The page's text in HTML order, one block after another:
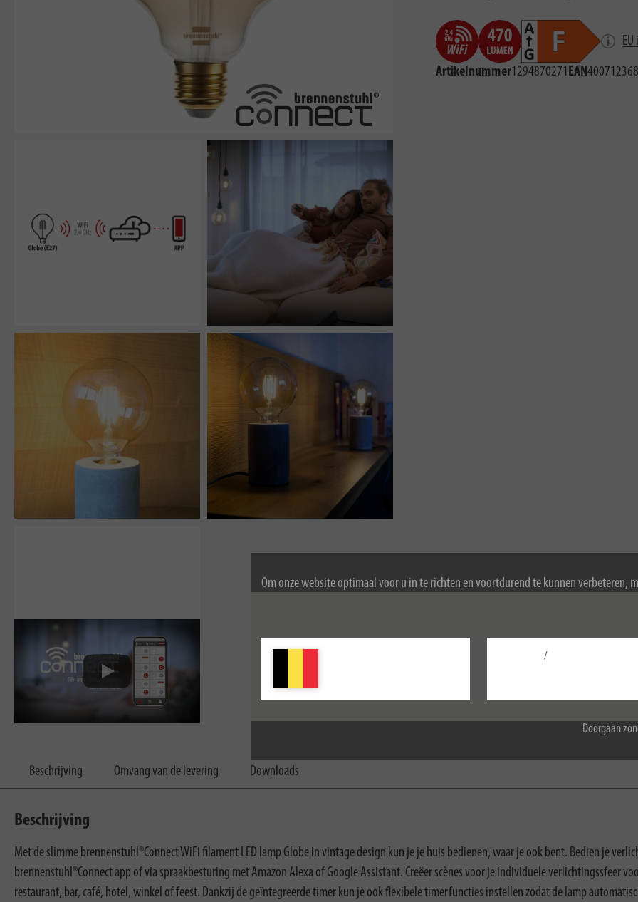
Om onze website optimaal voor u in te richten en voortdurend te kunnen verbeteren,
Doorgaan
/
Artikelnummer1294870271 EAN
Beschrijving Omvang van de levering Downloads
Beschrijving
Met de slimme brennenstuhl®Connect WiFi filament LED lamp Globe in vintage design kun je je huis bedienen, waar je ook bent. Bedien je
brennenstuhl®Connect app of via spraakbesturing met Amazon Alexa of Google Assistant. Creëer scènes voor je individuele verlichtingssfeer
restaurant, bar, café, hotel, winkel of feest. Dankzij de geïntegreerde timer kun je ook flexibele timerfuncties instellen zodat de lamp